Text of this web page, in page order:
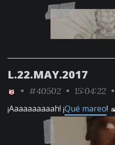
L.22.MAY.2017
• #40502 • 15:04:22 •
¡Aaaaaaaaaah! ¡Qué mareo!